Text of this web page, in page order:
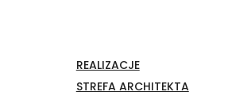
REALIZACJE
STREFA ARCHITEKTA